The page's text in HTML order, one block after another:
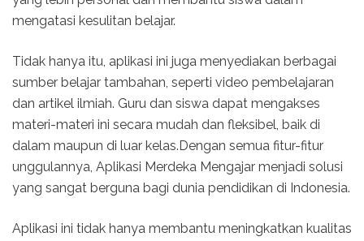
mengatasi kesulitan belajar.
Tidak hanya itu, aplikasi ini juga menyediakan berbagai
sumber belajar tambahan, seperti video pembelajaran
dan artikel ilmiah. Guru dan siswa dapat mengakses
materi-materi ini secara mudah dan fleksibel, baik di
dalam maupun di luar kelas.Dengan semua fitur-fitur
unggulannya, Aplikasi Merdeka Mengajar menjadi solusi
yang sangat berguna bagi dunia pendidikan di Indonesia.
Aplikasi ini tidak hanya membantu meningkatkan kualitas